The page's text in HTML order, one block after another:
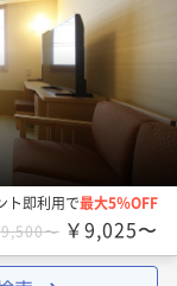
ト即利用で最大5％OFF
〜 ￥9,025〜